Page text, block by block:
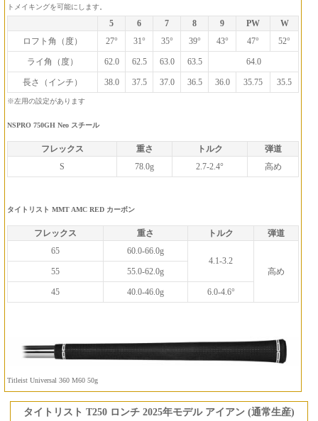
トメイキングを可能にします。
5 6 7 8 9 PW
W
ロフト角（度）
27° 31° 35° 39° 43° 47° 52°
ライ角（度） 62.0 62.5 63.0 63.5 64.0
長さ（インチ） 38.0 37.5 37.0 36.5 36.0 35.75 35.5
※左用の設定があります
NSPRO 750GH Neo スチール
フレックス 重さ トルク
弾道
S
78.0g 2.7-2.4° 高め
タイトリスト MMT AMC RED カーボン
フレックス 重さ トルク
弾道
65
60.0-66.0g
4.1-3.2
高め
55 55.0-62.0g
45 40.0-46.0g 6.0-4.6°
Titleist Universal 360 M60 50g
タイトリスト T250 ロンチ 2025年モデル アイアン (通常生産)